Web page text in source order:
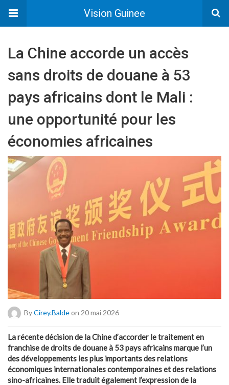
Vision Guinee
La Chine accorde un accès
sans droits de douane à 53
pays africains dont le Mali :
une opportunité pour les
économies africaines
ByCirey.baldeon 20 mai 2026
La récente décision de la Chine d’accorder le traitement en
franchise de droits de douane à 53 pays africains marque l’un
des développements les plus importants des relations
économiques internationales contemporaines et des relations
sino-africaines. Elle traduit également l’expression de la